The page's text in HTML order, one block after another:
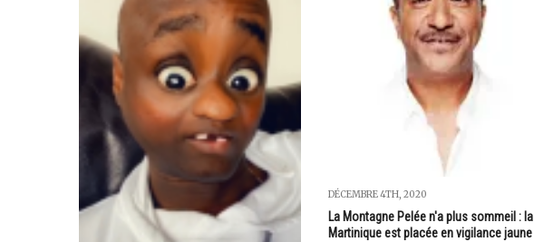
DÉCEMBRE 4TH, 2020
La Montagne Pelée n'a plus sommeil : la
Martinique est placée en vigilance jaune